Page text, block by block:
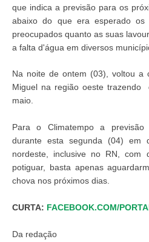
que indica a previsão para os
abaixo do que era esperado os
preocupados quanto as suas
a falta d'água em diversos
Na noite de ontem (03), voltou a
Miguel na região oeste trazendo
maio.
Para o Climatempo a
durante esta segunda (04) em
nordeste, inclusive no RN, com
potiguar, basta apenas
chova nos próximos dias.
CURTA: FACEBOOK.COM/
Da redação